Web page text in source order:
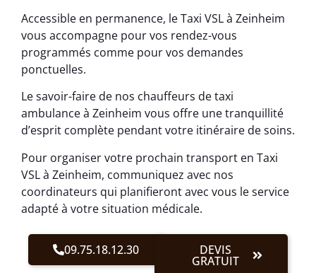
Accessible en permanence, le Taxi VSL à Zeinheim
vous accompagne pour vos rendez-vous
programmés comme pour vos demandes
ponctuelles.
Le savoir-faire de nos chauffeurs de taxi
ambulance à Zeinheim vous offre une tranquillité
d’esprit complète pendant votre itinéraire de soins.
Pour organiser votre prochain transport en Taxi
VSL à Zeinheim, communiquez avec nos
coordinateurs qui planifieront avec vous le service
adapté à votre situation médicale.
09.75.18.12.30 DEVIS
GRATUIT